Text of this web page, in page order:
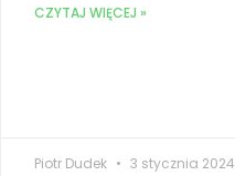
CZYTAJ WIĘCEJ »
Piotr Dudek 3 stycznia 2024